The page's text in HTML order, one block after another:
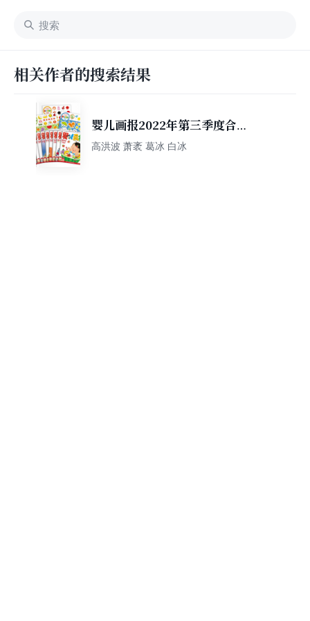
相关作者的搜索结果
婴儿画报2022年第三季度合订
本（内含7-9月婴儿画报9期及
高洪波 萧袤 葛冰 白冰